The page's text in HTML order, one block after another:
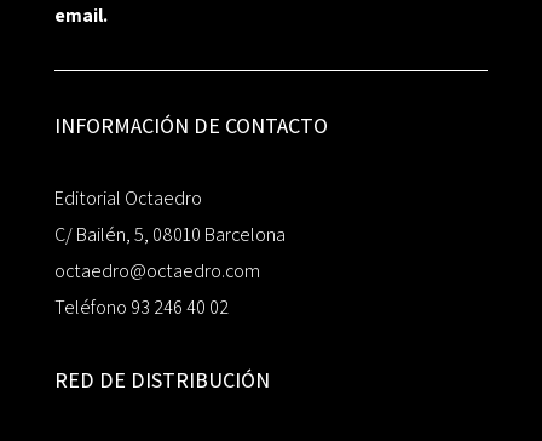
email.
INFORMACIÓN DE CONTACTO
Editorial Octaedro
C/ Bailén, 5, 08010 Barcelona
octaedro@octaedro.com
Teléfono 93 246 40 02
RED DE DISTRIBUCIÓN